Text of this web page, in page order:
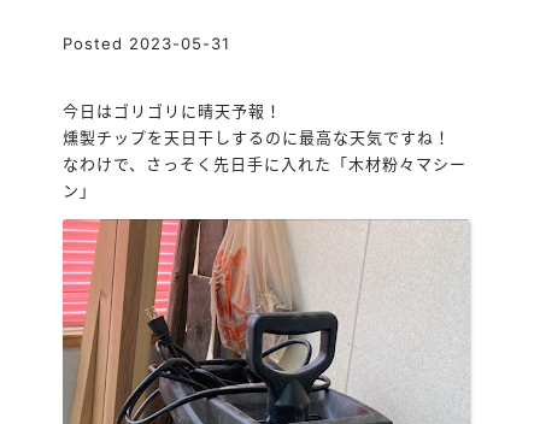
Posted 2023-05-31
今日はゴリゴリに晴天予報！
燻製チップを天日干しするのに最高な天気ですね！
なわけで、さっそく先日手に入れた「木材粉々マシー
ン」